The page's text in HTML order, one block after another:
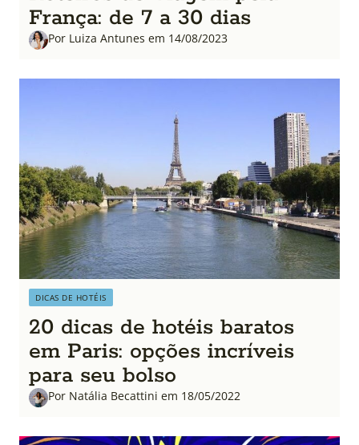
França: de 7 a 30 dias
Por Luiza Antunes em 14/08/2023
DICAS DE HOTÉIS
20 dicas de hotéis baratos
em Paris: opções incríveis
para seu bolso
Por Natália Becattini em 18/05/2022